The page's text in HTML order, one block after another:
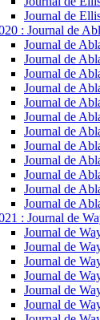
Journal de
: Journal de
Journal de
Journal de
Journal de
Journal de
Journal de
Journal de
Journal de
Journal de
Journal de
Journal de
Journal de
Journal de
: Journal de
Journal de
Journal de
Journal de
Journal de
Journal de
Journal de